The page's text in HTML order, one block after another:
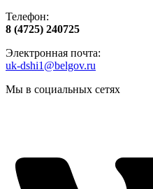
Телефон:
8 (4725) 240725
Электронная почта:
uk-dshi1@belgov.ru
Мы в социальных сетях